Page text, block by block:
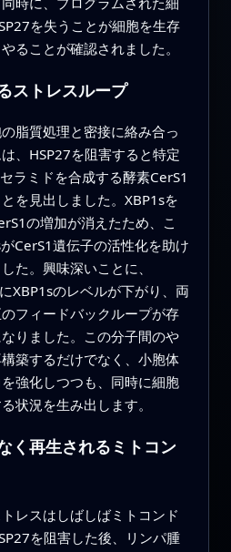
を失うことが細胞を生存
ることが確認されました。
ストレスループ
脂質処理と密接に絡み合っ
、HSP27を阻害すると特定
ラミドを合成する酵素CerS1
を見出しました。XBP1sを
の増加が消えたため、こ
CerS1遺伝子の活性化を助け
た。興味深いことに、
XBP1sのレベルが下がり、両
フィードバックループが存
りました。この分子間のや
築するだけでなく、小胞体
強化しつつも、同時に細胞
状況を生み出します。
く再生されるミトコン
レスはしばしばミトコンド
を阻害した後、リンパ腫